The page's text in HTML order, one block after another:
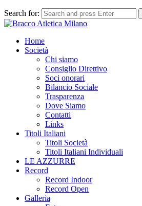
Search for:
Home
Società
Chi siamo
Consiglio Direttivo
Soci onorari
Bilancio Sociale
Trasparenza
Dove Siamo
Contatti
Links
Titoli Italiani
Titoli Società
Titoli Italiani Individuali
LE AZZURRE
Record
Record Indoor
Record Open
Galleria